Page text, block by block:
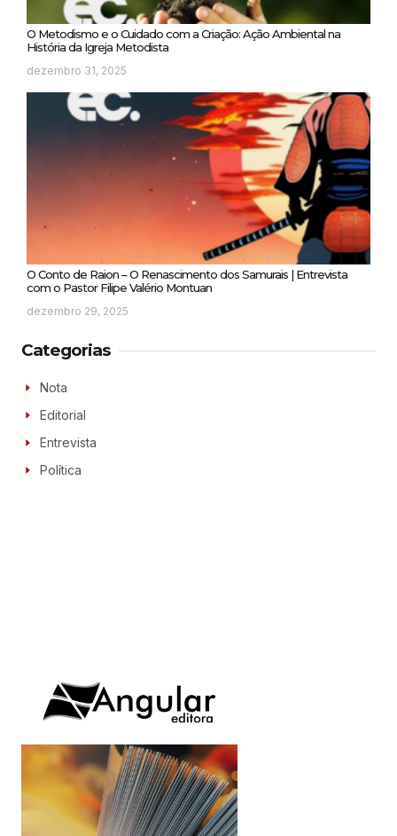
O Metodismo e o Cuidado com a Criação: Ação Ambiental na
História da Igreja Metodista
dezembro 31, 2025
O Conto de Raion – O Renascimento dos Samurais | Entrevista
com o Pastor Filipe Valério Montuan
dezembro 29, 2025
Categorias
Nota
Editorial
Entrevista
Política